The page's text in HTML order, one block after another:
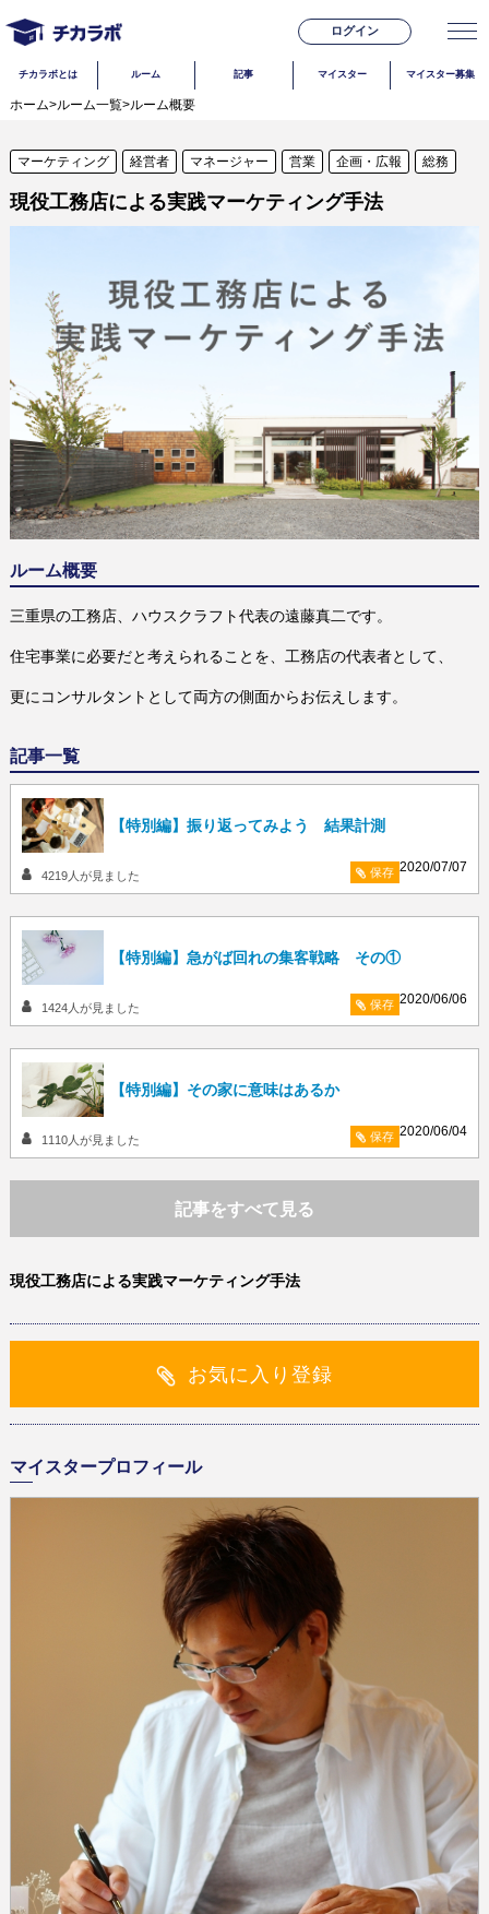
ログイン
チカラボとは ルーム 記事 マイスター マイスター募集
ホーム>ルーム一覧>ルーム概要
マーケティング 経営者 マネージャー 営業 企画・広報 総務
現役工務店による実践マーケティング手法
ルーム概要
三重県の工務店、ハウスクラフト代表の遠藤真二です。
住宅事業に必要だと考えられることを、工務店の代表者として、
更にコンサルタントとして両方の側面からお伝えします。
記事一覧
【特別編】振り返ってみよう 結果計測
2020/07/07
4219 人が見ました 保存
【特別編】急がば回れの集客戦略 その①
2020/06/06
1424 人が見ました 保存
【特別編】その家に意味はあるか
2020/06/04
1110 人が見ました 保存
記事をすべて見る
現役工務店による実践マーケティング手法
お気に入り登録
マイスタープロフィール